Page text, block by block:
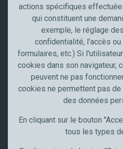
t
Artisans et PME
Industrie
Meccanocar France
Qui sommes nous
Restez à jour
actions spécifiques
qui constituent une
exemple, le réglage
confidentialité, l'accès
formulaires, etc.) Si
cookies dans son navigateur,
peuvent ne pas
cookies ne permettent pas
des données
En cliquant sur le bouton
tous les types